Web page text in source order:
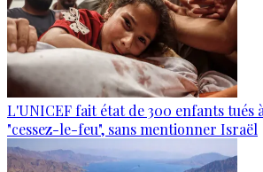
L'UNICEF fait état de 300 enfants tués
"cessez-le-feu", sans mentionner Israël